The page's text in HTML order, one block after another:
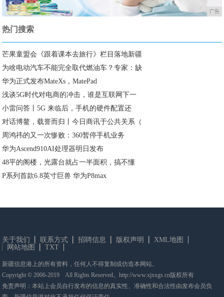
广告
热门搜索
芒果童盟会《跟着课本去旅行》栏目落地新疆
为啥电动汽车不能完全取代燃油车？专家：缺
华为正式发布MateXs，MatePad
浅谈5G时代对电商的冲击，谁是互联网下一
小雷问答丨5G 来临后，手机的硬件配置还
对话博鳌，载誉而归丨今日商讯于公共关系（
周鸿祎的又一次惨败：360暂停手机业务
华为Ascend910AI处理器明日发布
48平的阁楼，光露台就占一半面积，搞不懂
P系列首款6.8英寸巨兽 华为P8max
关于我们 联系方式 招聘信息 版权声明
XML地图
网站地图
TXT
新疆信息港上的所有资料，任何人不得复制或仿造本网站。
Copyright © 2006-2019 All Rights Reserved。http://www.xjxxgs.cn版权所有
免责声明：本站上会员自行发布的信息的真实性、准确性和合法性由发布会员负